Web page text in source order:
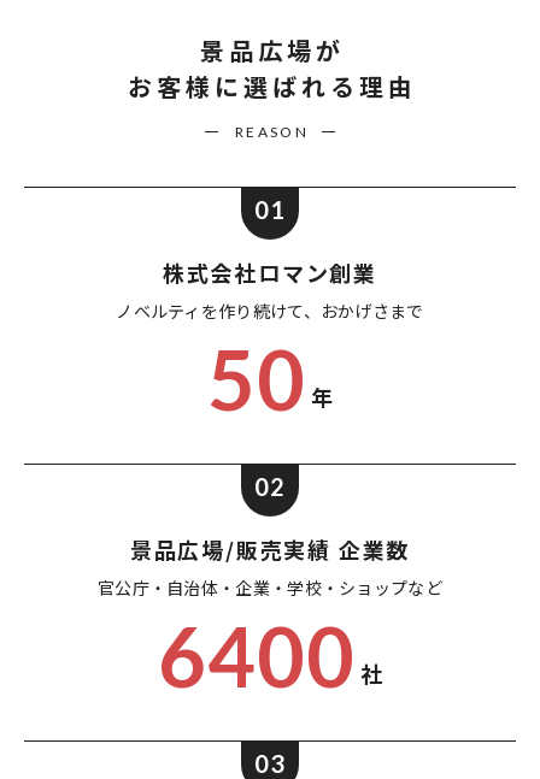
景品広場が
お客様に選ばれる理由
REASON
01
株式会社ロマン創業
ノベルティを作り続けて、 おかげさまで
50 年
02
景品広場/販売実績 企業数
官公庁・自治体・企業・学校・ショップなど
6400 社
03